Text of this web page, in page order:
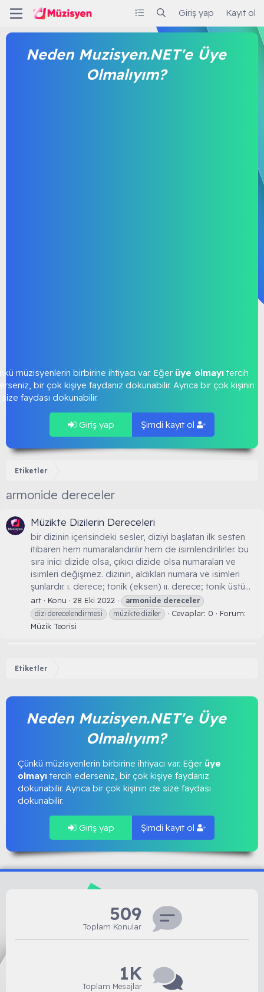
Giriş yap Kayıt ol
Neden Muzisyen.NET'e Üye
Olmalıyım?
müzisyenlerin birbirine ihtiyacı var. Eğer üye olmayı tercih
bir çok kişiye faydanız dokunabilir. Ayrıca bir çok kişinin
faydası dokunabilir.
Giriş yap Şimdi kayıt ol
Etiketler
armonide dereceler
Müzikte Dizilerin Dereceleri
bir dizinin içerisindeki sesler, diziyi başlatan ilk sesten
itibaren hem numaralandırılır hem de isimlendirilirler. bu
sıra inici dizide olsa, çıkıcı dizide olsa numaraları ve
isimleri değişmez. dizinin, aldıkları numara ve isimleri
şunlardır. ı. derece; tonik (eksen) ıı. derece; tonik üstü...
art Konu 28 Eki 2022 armonide dereceler
dizi derecelendirmesi
müzikte diziler Cevaplar: 0
Forum:
Müzik Teorisi
Etiketler
Neden Muzisyen.NET'e Üye
Olmalıyım?
Çünkü müzisyenlerin birbirine ihtiyacı var. Eğer üye
olmayı tercih ederseniz, bir çok kişiye faydanız
dokunabilir. Ayrıca bir çok kişinin de size faydası
dokunabilir.
Giriş yap Şimdi kayıt ol
509
Toplam Konular
1K
Toplam Mesajlar